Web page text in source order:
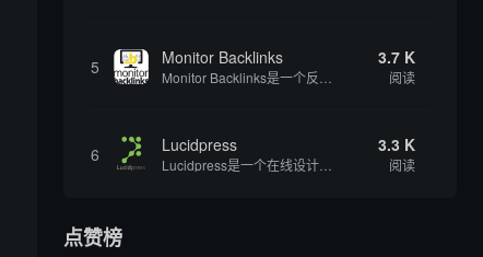
5 Monitor Backlinks 3.7 K
阅读
6 Lucidpress 3.3 K
阅读
点赞榜